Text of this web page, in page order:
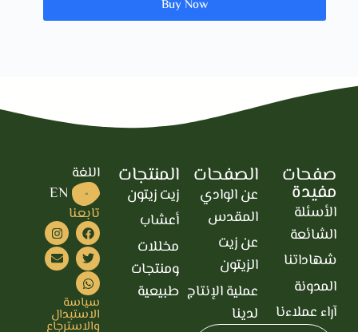
Buy Now
صفحات
مفيدة
الأسئلة
الشائعة
شهاداتنا
المدونة
آراء عملاءنا
الصفحات
عن الوادي
المقدس
عن زيت
الزيتون
عملية الإنتاج
لدينا
المنتجات
زيت زيتون
أعشاب
مخللات
ومنتجات
طبيعية
اللغة
AR
EN
تابعنا
سياسة
الاستبدال
والاسترجاع